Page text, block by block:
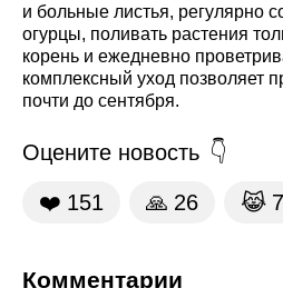
и больные листья, регулярно
огурцы, поливать растения
корень и ежедневно
комплексный уход позволяет
почти до сентября.
Оцените новость
❤️ 151 🙏 26 😹 7
Комментарии